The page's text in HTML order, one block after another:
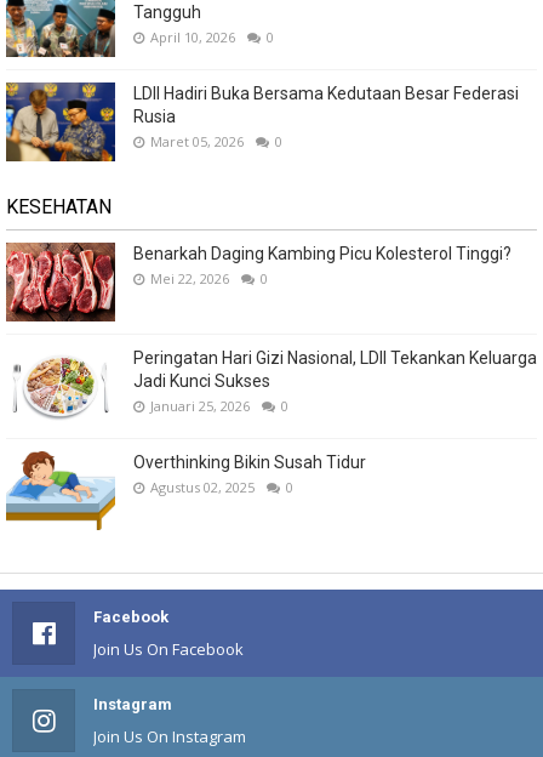
Tangguh
April 10, 2026 0
LDII Hadiri Buka Bersama Kedutaan Besar Federasi
Rusia
Maret 05, 2026 0
KESEHATAN
Benarkah Daging Kambing Picu Kolesterol Tinggi?
Mei 22, 2026 0
Peringatan Hari Gizi Nasional, LDII Tekankan Keluarga
Jadi Kunci Sukses
Januari 25, 2026 0
Overthinking Bikin Susah Tidur
Agustus 02, 2025 0
Facebook
Join Us On Facebook
Instagram
Join Us On Instagram